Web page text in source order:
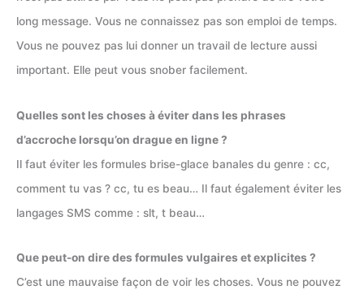
long message. Vous ne connaissez pas son emploi de temps.
Vous ne pouvez pas lui donner un travail de lecture aussi
important. Elle peut vous snober facilement.
Quelles sont les choses à éviter dans les phrases
d’accroche lorsqu’on drague en ligne ?
Il faut éviter les formules brise-glace banales du genre : cc,
comment tu vas ? cc, tu es beau… Il faut également éviter les
langages SMS comme : slt, t beau…
Que peut-on dire des formules vulgaires et explicites ?
C’est une mauvaise façon de voir les choses. Vous ne pouvez